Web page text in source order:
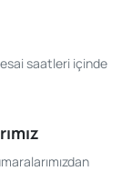
saatleri içinde